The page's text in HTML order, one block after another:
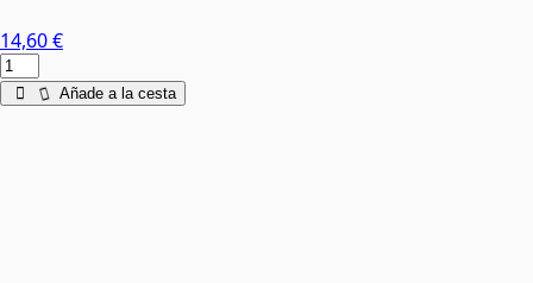
14,60 €
Añade a la cesta